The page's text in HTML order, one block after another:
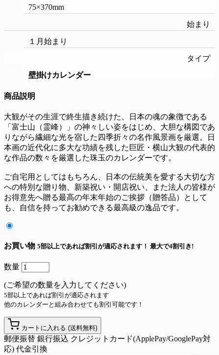
75×370mm
始まり
１月始まり
タイプ
壁掛けカレンダー
商品説明
大観がその生涯で終生描き続けた、日本の魂の象徴である
「富士山（霊峰）」の神々しい姿をはじめ、大胆な構図であ
りながら繊細な光を宿した四季折々の名作風景画を厳選。日
本画の近代化に多大な功績を残した巨匠・横山大観の代表的
な作品の数々を厳選した珠玉のカレンダーです。
ご自宅用としてはもちろん、日本の伝統美を愛する大切な方
への特別な贈り物、新築祝い・開店祝い、また法人の皆様が
お得意先へ贈る最高の年末年始のご挨拶（贈答品）として
も、自信を持ってお勧めできる最高級の逸品です。
お買い物 5部以上であれば割引が適応されます！ 最大で4割引き!
数量
(ご希望の数量を入力してください)
5部以上であれば割引が適応されます
他のカレンダーと組み合わせても割引可能です！
カートに入れる (送料無料)
郵便振替 銀行振込 クレジットカード(ApplePay/GooglePay対
応) 代金引換